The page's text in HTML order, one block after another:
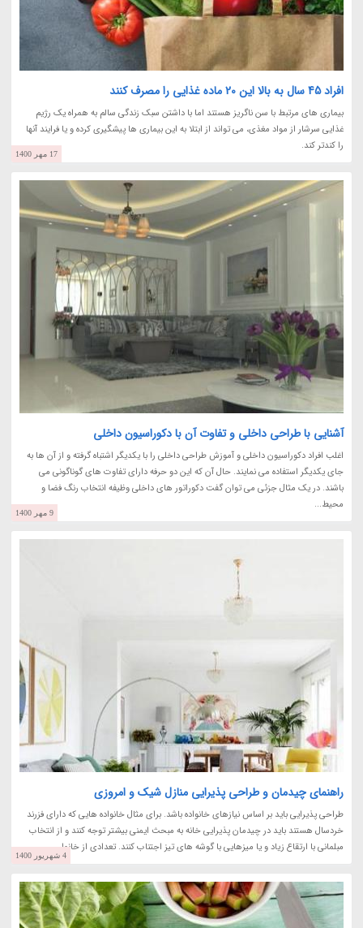
افراد 45 سال به بالا این 20 ماده غذایی را مصرف کنند
بیماری های مرتبط با سن ناگریز هستند اما با داشتن سبک زندگی سالم به همراه یک رژیم
غذایی سرشار از مواد مغذی، می تواند از ابتلا به این بیماری ها پیشگیری کرده و یا فرایند آنها
را کندتر کند.
17 مهر 1400
آشنایی با طراحی داخلی و تفاوت آن با دکوراسیون داخلی
اغلب افراد دکوراسیون داخلی و آموزش طراحی داخلی را با یکدیگر اشتباه گرفته و از آن ها به
جای یکدیگر استفاده می نمایند. حال آن که این دو حرفه دارای تفاوت های گوناگونی می
باشند. در یک مثال جزئی می توان گفت دکوراتور های داخلی وظیفه انتخاب رنگ فضا و
محیط...
9 مهر 1400
راهنمای چیدمان و طراحی پذیرایی منازل شیک و امروزی
طراحی پذیرایی باید بر اساس نیازهای خانواده باشد. برای مثال خانواده هایی که دارای فزرند
خردسال هستند باید در چیدمان پذیرایی خانه به مبحث ایمنی بیشتر توجه کنند و از انتخاب
مبلمانی با ارتقاع زیاد و یا میزهایی با گوشه های تیز اجتناب کنند. تعدادی از خانوار...
4 شهریور 1400